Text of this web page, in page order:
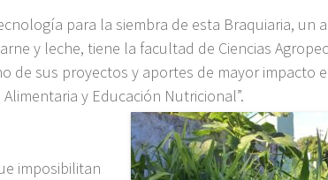
para la siembra de esta Braquiaria, un
y leche, tiene la facultad de Ciencias
de sus proyectos y aportes de mayor impacto
y Educación Nutricional”.
imposibilitan